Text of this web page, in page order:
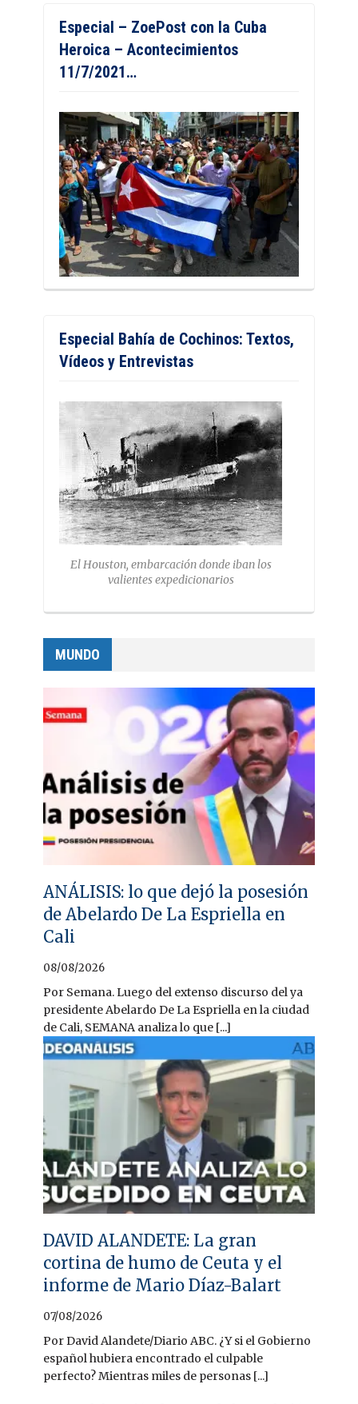
Especial – ZoePost con la Cuba
Heroica – Acontecimientos
11/7/2021…
Especial Bahía de Cochinos: Textos,
Vídeos y Entrevistas
El Houston, embarcación donde iban los
valientes expedicionarios
MUNDO
ANÁLISIS: lo que dejó la posesión
de Abelardo De La Espriella en
Cali
08/08/2026
Por Semana. Luego del extenso discurso del ya
presidente Abelardo De La Espriella en la ciudad
de Cali, SEMANA analiza lo que [...]
DAVID ALANDETE: La gran
cortina de humo de Ceuta y el
informe de Mario Díaz-Balart
07/08/2026
Por David Alandete/Diario ABC. ¿Y si el Gobierno
español hubiera encontrado el culpable
perfecto? Mientras miles de personas [...]